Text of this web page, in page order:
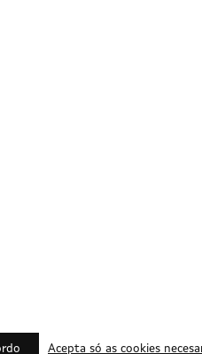
Acepta só as cookies